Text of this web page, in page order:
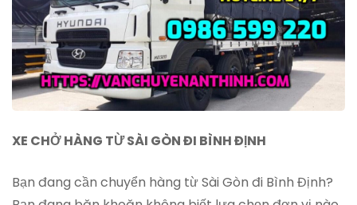
XE CHỞ HÀNG TỪ SÀI GÒN ĐI BÌNH ĐỊNH
Bạn đang cần chuyển hàng từ Sài Gòn đi Bình Định?